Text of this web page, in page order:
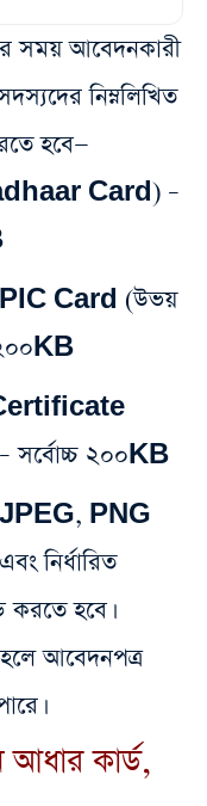
সময় আবেদনকারী
নিম্নলিখিত
হবে—
Card) –
Card (উভয়
– সর্বোচ্চ ২০০KB
JPEG, PNG
নির্ধারিত
হবে।
হলে আবেদনপত্র
কার্ড,